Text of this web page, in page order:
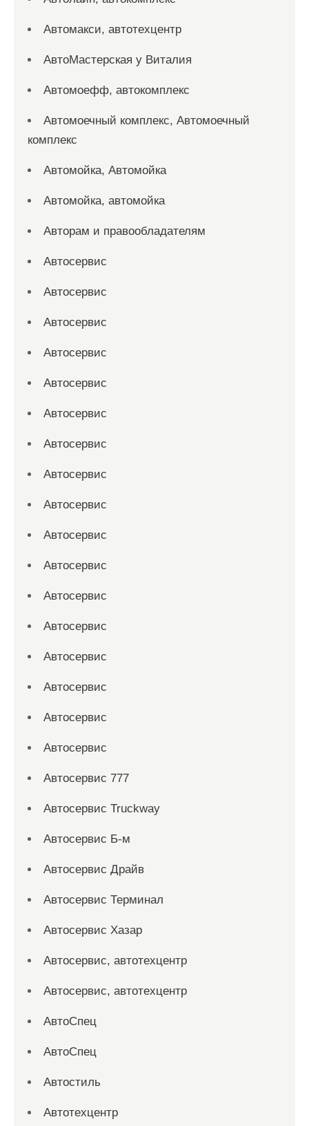
Автомакси, автотехцентр
АвтоМастерская у Виталия
Автомоефф, автокомплекс
Автомоечный комплекс, Автомоечный
комплекс
Автомойка, Автомойка
Автомойка, автомойка
Авторам и правообладателям
Автосервис
Автосервис
Автосервис
Автосервис
Автосервис
Автосервис
Автосервис
Автосервис
Автосервис
Автосервис
Автосервис
Автосервис
Автосервис
Автосервис
Автосервис
Автосервис
Автосервис
Автосервис 777
Автосервис Truckway
Автосервис Б-м
Автосервис Драйв
Автосервис Терминал
Автосервис Хазар
Автосервис, автотехцентр
Автосервис, автотехцентр
АвтоСпец
АвтоСпец
Автостиль
Автотехцентр